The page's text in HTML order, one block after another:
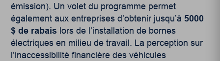
émission). Un volet du programme permet
également aux entreprises d’obtenir jusqu’à 5000
$ de rabais lors de l’installation de bornes
électriques en milieu de travail. La perception sur
l’inaccessibilité financière des véhicules